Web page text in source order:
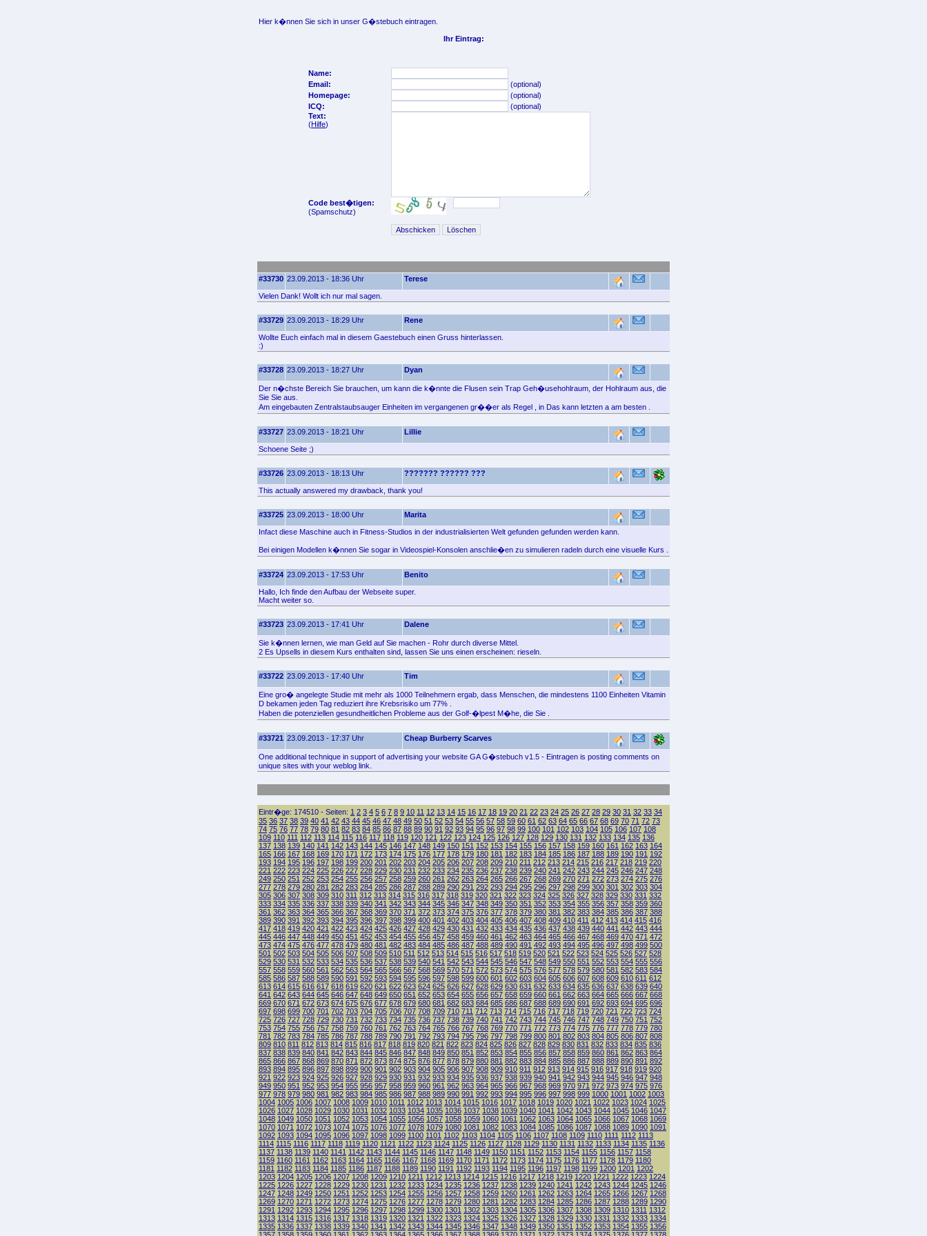
Hier k�nnen Sie sich in unser G�stebuch eintragen.
Ihr Eintrag:
Name:
Email:
(optional)
Homepage:
(optional)
ICQ:
(optional)
Text:
(Hilfe)
Code best�tigen:
(Spamschutz)
#33730 23.09.2013 - 18:36 Uhr Terese
Vielen Dank! Wollt ich nur mal sagen.
#33729 23.09.2013 - 18:29 Uhr Rene
Wollte Euch einfach mal in diesem Gaestebuch einen Gruss hinterlassen.
:)
#33728 23.09.2013 - 18:27 Uhr Dyan
Der n�chste Bereich Sie brauchen, um kann die k�nnte die Flusen sein Trap Geh�usehohlraum, der Hohlraum aus, die
Sie Sie aus.
Am eingebauten Zentralstaubsauger Einheiten im vergangenen gr��er als Regel , in Das kann letzten a am besten .
#33727 23.09.2013 - 18:21 Uhr Lillie
Schoene Seite ;)
#33726 23.09.2013 - 18:13 Uhr ??????? ?????? ???
This actually answered my drawback, thank you!
#33725 23.09.2013 - 18:00 Uhr Marita
Infact diese Maschine auch in Fitness-Studios in der industrialisierten Welt gefunden gefunden werden kann.
Bei einigen Modellen k�nnen Sie sogar in Videospiel-Konsolen anschlie�en zu simulieren radeln durch eine visuelle Kurs .
#33724 23.09.2013 - 17:53 Uhr Benito
Hallo, Ich finde den Aufbau der Webseite super.
Macht weiter so.
#33723 23.09.2013 - 17:41 Uhr Dalene
Sie k�nnen lernen, wie man Geld auf Sie machen - Rohr durch diverse Mittel.
2 Es Upsells in diesem Kurs enthalten sind, lassen Sie uns einen erscheinen: rieseln.
#33722 23.09.2013 - 17:40 Uhr Tim
Eine gro� angelegte Studie mit mehr als 1000 Teilnehmern ergab, dass Menschen, die mindestens 1100 Einheiten Vitamin
D bekamen jeden Tag reduziert ihre Krebsrisiko um 77% .
Haben die potenziellen gesundheitlichen Probleme aus der Golf-�lpest M�he, die Sie .
#33721 23.09.2013 - 17:37 Uhr Cheap Burberry Scarves
One additional technique in support of advertising your website GA G�stebuch v1.5 - Eintragen is posting comments on
unique sites with your weblog link.
Eintr�ge: 174510 - Seiten: 1 2 3 4 5 6 7 8 9 10 11 12 13 14 15 16 17 18 19 20 21 22 23 24 25 26 27 28 29 30 31 32 33 34
35 36 37 38 39 40 41 42 43 44 45 46 47 48 49 50 51 52 53 54 55 56 57 58 59 60 61 62 63 64 65 66 67 68 69 70 71 72 73
74 75 76 77 78 79 80 81 82 83 84 85 86 87 88 89 90 91 92 93 94 95 96 97 98 99 100 101 102 103 104 105 106 107 108
109 110 111 112 113 114 115 116 117 118 119 120 121 122 123 124 125 126 127 128 129 130 131 132 133 134 135 136
137 138 139 140 141 142 143 144 145 146 147 148 149 150 151 152 153 154 155 156 157 158 159 160 161 162 163 164
165 166 167 168 169 170 171 172 173 174 175 176 177 178 179 180 181 182 183 184 185 186 187 188 189 190 191 192
193 194 195 196 197 198 199 200 201 202 203 204 205 206 207 208 209 210 211 212 213 214 215 216 217 218 219 220
221 222 223 224 225 226 227 228 229 230 231 232 233 234 235 236 237 238 239 240 241 242 243 244 245 246 247 248
249 250 251 252 253 254 255 256 257 258 259 260 261 262 263 264 265 266 267 268 269 270 271 272 273 274 275 276
277 278 279 280 281 282 283 284 285 286 287 288 289 290 291 292 293 294 295 296 297 298 299 300 301 302 303 304
305 306 307 308 309 310 311 312 313 314 315 316 317 318 319 320 321 322 323 324 325 326 327 328 329 330 331 332
333 334 335 336 337 338 339 340 341 342 343 344 345 346 347 348 349 350 351 352 353 354 355 356 357 358 359 360
361 362 363 364 365 366 367 368 369 370 371 372 373 374 375 376 377 378 379 380 381 382 383 384 385 386 387 388
389 390 391 392 393 394 395 396 397 398 399 400 401 402 403 404 405 406 407 408 409 410 411 412 413 414 415 416
417 418 419 420 421 422 423 424 425 426 427 428 429 430 431 432 433 434 435 436 437 438 439 440 441 442 443 444
445 446 447 448 449 450 451 452 453 454 455 456 457 458 459 460 461 462 463 464 465 466 467 468 469 470 471 472
473 474 475 476 477 478 479 480 481 482 483 484 485 486 487 488 489 490 491 492 493 494 495 496 497 498 499 500
501 502 503 504 505 506 507 508 509 510 511 512 513 514 515 516 517 518 519 520 521 522 523 524 525 526 527 528
529 530 531 532 533 534 535 536 537 538 539 540 541 542 543 544 545 546 547 548 549 550 551 552 553 554 555 556
557 558 559 560 561 562 563 564 565 566 567 568 569 570 571 572 573 574 575 576 577 578 579 580 581 582 583 584
585 586 587 588 589 590 591 592 593 594 595 596 597 598 599 600 601 602 603 604 605 606 607 608 609 610 611 612
613 614 615 616 617 618 619 620 621 622 623 624 625 626 627 628 629 630 631 632 633 634 635 636 637 638 639 640
641 642 643 644 645 646 647 648 649 650 651 652 653 654 655 656 657 658 659 660 661 662 663 664 665 666 667 668
669 670 671 672 673 674 675 676 677 678 679 680 681 682 683 684 685 686 687 688 689 690 691 692 693 694 695 696
697 698 699 700 701 702 703 704 705 706 707 708 709 710 711 712 713 714 715 716 717 718 719 720 721 722 723 724
725 726 727 728 729 730 731 732 733 734 735 736 737 738 739 740 741 742 743 744 745 746 747 748 749 750 751 752
753 754 755 756 757 758 759 760 761 762 763 764 765 766 767 768 769 770 771 772 773 774 775 776 777 778 779 780
781 782 783 784 785 786 787 788 789 790 791 792 793 794 795 796 797 798 799 800 801 802 803 804 805 806 807 808
809 810 811 812 813 814 815 816 817 818 819 820 821 822 823 824 825 826 827 828 829 830 831 832 833 834 835 836
837 838 839 840 841 842 843 844 845 846 847 848 849 850 851 852 853 854 855 856 857 858 859 860 861 862 863 864
865 866 867 868 869 870 871 872 873 874 875 876 877 878 879 880 881 882 883 884 885 886 887 888 889 890 891 892
893 894 895 896 897 898 899 900 901 902 903 904 905 906 907 908 909 910 911 912 913 914 915 916 917 918 919 920
921 922 923 924 925 926 927 928 929 930 931 932 933 934 935 936 937 938 939 940 941 942 943 944 945 946 947 948
949 950 951 952 953 954 955 956 957 958 959 960 961 962 963 964 965 966 967 968 969 970 971 972 973 974 975 976
977 978 979 980 981 982 983 984 985 986 987 988 989 990 991 992 993 994 995 996 997 998 999 1000 1001 1002 1003
1004 1005 1006 1007 1008 1009 1010 1011 1012 1013 1014 1015 1016 1017 1018 1019 1020 1021 1022 1023 1024 1025
1026 1027 1028 1029 1030 1031 1032 1033 1034 1035 1036 1037 1038 1039 1040 1041 1042 1043 1044 1045 1046 1047
1048 1049 1050 1051 1052 1053 1054 1055 1056 1057 1058 1059 1060 1061 1062 1063 1064 1065 1066 1067 1068 1069
1070 1071 1072 1073 1074 1075 1076 1077 1078 1079 1080 1081 1082 1083 1084 1085 1086 1087 1088 1089 1090 1091
1092 1093 1094 1095 1096 1097 1098 1099 1100 1101 1102 1103 1104 1105 1106 1107 1108 1109 1110 1111 1112 1113
1114 1115 1116 1117 1118 1119 1120 1121 1122 1123 1124 1125 1126 1127 1128 1129 1130 1131 1132 1133 1134 1135 1136
1137 1138 1139 1140 1141 1142 1143 1144 1145 1146 1147 1148 1149 1150 1151 1152 1153 1154 1155 1156 1157 1158
1159 1160 1161 1162 1163 1164 1165 1166 1167 1168 1169 1170 1171 1172 1173 1174 1175 1176 1177 1178 1179 1180
1181 1182 1183 1184 1185 1186 1187 1188 1189 1190 1191 1192 1193 1194 1195 1196 1197 1198 1199 1200 1201 1202
1203 1204 1205 1206 1207 1208 1209 1210 1211 1212 1213 1214 1215 1216 1217 1218 1219 1220 1221 1222 1223 1224
1225 1226 1227 1228 1229 1230 1231 1232 1233 1234 1235 1236 1237 1238 1239 1240 1241 1242 1243 1244 1245 1246
1247 1248 1249 1250 1251 1252 1253 1254 1255 1256 1257 1258 1259 1260 1261 1262 1263 1264 1265 1266 1267 1268
1269 1270 1271 1272 1273 1274 1275 1276 1277 1278 1279 1280 1281 1282 1283 1284 1285 1286 1287 1288 1289 1290
1291 1292 1293 1294 1295 1296 1297 1298 1299 1300 1301 1302 1303 1304 1305 1306 1307 1308 1309 1310 1311 1312
1313 1314 1315 1316 1317 1318 1319 1320 1321 1322 1323 1324 1325 1326 1327 1328 1329 1330 1331 1332 1333 1334
1335 1336 1337 1338 1339 1340 1341 1342 1343 1344 1345 1346 1347 1348 1349 1350 1351 1352 1353 1354 1355 1356